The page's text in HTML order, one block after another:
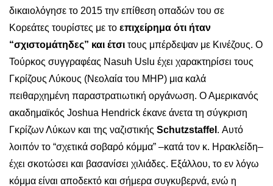
δικαιολόγησε το 2015 την επίθεση οπαδών του σε
Κορεάτες τουρίστες με το επιχείρημα ότι ήταν
“σχιστομάτηδες” και έτσι τους μπέρδεψαν με Κινέζους. Ο
Τούρκος συγγραφέας Nasuh Uslu έχει χαρακτηρίσει τους
Γκρίζους Λύκους (Νεολαία του MHP) μια καλά
πειθαρχημένη παραστρατιωτική οργάνωση. Ο Αμερικανός
ακαδημαϊκός Joshua Hendrick έκανε άνετα τη σύγκριση
Γκρίζων Λύκων και της ναζιστικής Schutzstaffel . Αυτό
λοιπόν το “σχετικά σοβαρό κόμμα” –κατά τον κ. Ηρακλείδη–
έχει σκοτώσει και βασανίσει χιλιάδες. Εξάλλου, το εν λόγω
κόμμα είναι αποδεκτό και σήμερα συγκυβερνά, ενώ η